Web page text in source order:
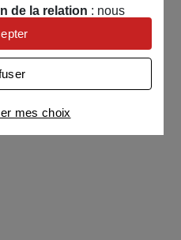
de la relation : nous
pour adapter nos
nos offres
: nous utilisons avec
pour afficher des
et la liste de nos
mes choix